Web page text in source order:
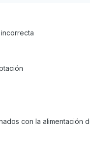
con la alimentación